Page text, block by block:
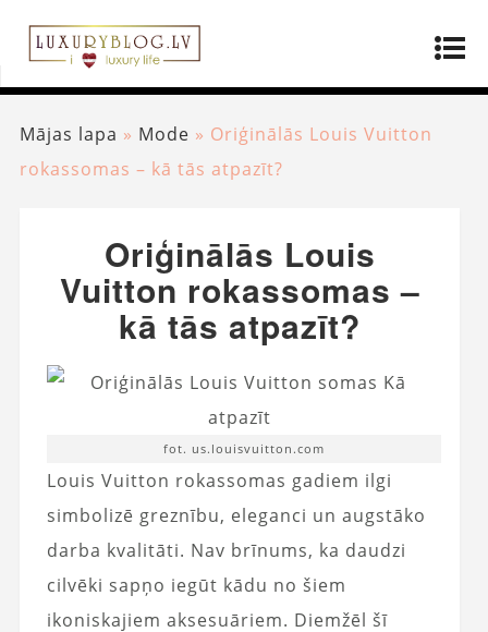
Mājas lapa » Mode » Oriģinālās Louis Vuitton
rokassomas – kā tās atpazīt?
Oriģinālās Louis
Vuitton rokassomas –
kā tās atpazīt?
fot. us.louisvuitton.com
Louis Vuitton rokassomas gadiem ilgi
simbolizē greznību, eleganci un augstāko
darba kvalitāti. Nav brīnums, ka daudzi
cilvēki sapņo iegūt kādu no šiem
ikoniskajiem aksesuāriem. Diemžēl šī